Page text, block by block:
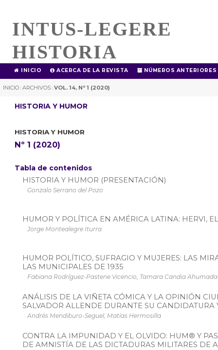
INTUS-LEGERE
HISTORIA
INICIO ACERCA DE LA REVISTA NÚMEROS ANTERIORES
INICIO | ARCHIVOS | VOL. 14, Nº 1 (2020)
HISTORIA Y HUMOR
HISTORIA Y HUMOR
Nº 1 (2020)
Tabla de contenidos
HISTORIA Y HUMOR (PRESENTACIÓN)
Gonzalo Serrano del Pozo
HUMOR Y POLÍTICA EN AMÉRICA LATINA: HERVI,
Jorge Montealegre Iturra
HUMOR POLÍTICO, SUFRAGIO Y MUJERES: LAS
LAS MUNICIPALES DE 1935
Fabiana Rodríguez-Pastene Vicencio, Tamara Candia Ahumada
ANÁLISIS DE LA VIÑETA CÓMICA Y LA OPINIÓN
SALVADOR ALLENDE DURANTE SU CANDIDATURA
Andrés Mendiburo-Seguel, Matías Hermosilla
CONTRA LA IMPUNIDAD Y EL OLVIDO: HUM® Y
DE AMNISTÍA DE LAS DICTADURAS MILITARES DE